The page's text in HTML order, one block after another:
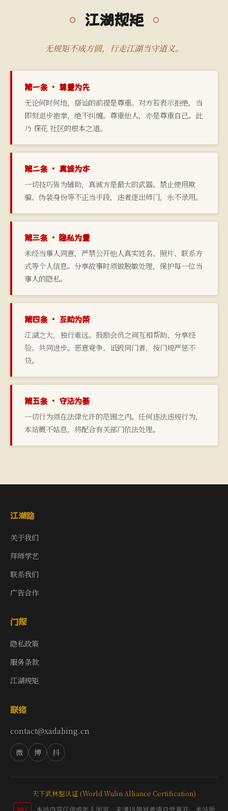
江湖规矩
无规矩不成方圆，行走江湖当守道义。
第一条 · 尊重为先
无论何时何地，搭讪的前提是尊重。对方若表示拒绝，当
即刻退步抱拳，绝不纠缠。尊重他人，亦是尊重自己。此
乃 探花 社区的根本之道。
第二条 · 真诚为本
一切技巧皆为辅助，真诚方是最大的武器。禁止使用欺
骗、伪装身份等不正当手段，违者逐出师门，永不录用。
第三条 · 隐私为重
未经当事人同意，严禁公开他人真实姓名、照片、联系方
式等个人信息。分享故事时须做脱敏处理，保护每一位当
事人的隐私。
第四条 · 互助为荣
江湖之大，独行难远。鼓励会员之间互相帮助、分享经
验、共同进步。恶意竞争、诋毁同门者，按门规严惩不
贷。
第五条 · 守法为基
一切行为须在法律允许的范围之内。任何违法违规行为，
本站概不姑息，将配合有关部门依法处理。
江湖路
关于我们
拜师学艺
联系我们
广告合作
门规
隐私政策
服务条款
江湖规矩
联络
contact@xadabing.cn
微 博 抖
天下武林盟认证 (World Wulin Alliance Certification)
18+
本站内容仅供成年人浏览，未满18周岁者请自觉离开。本站所